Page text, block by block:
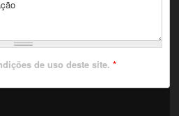
de uso deste site.*